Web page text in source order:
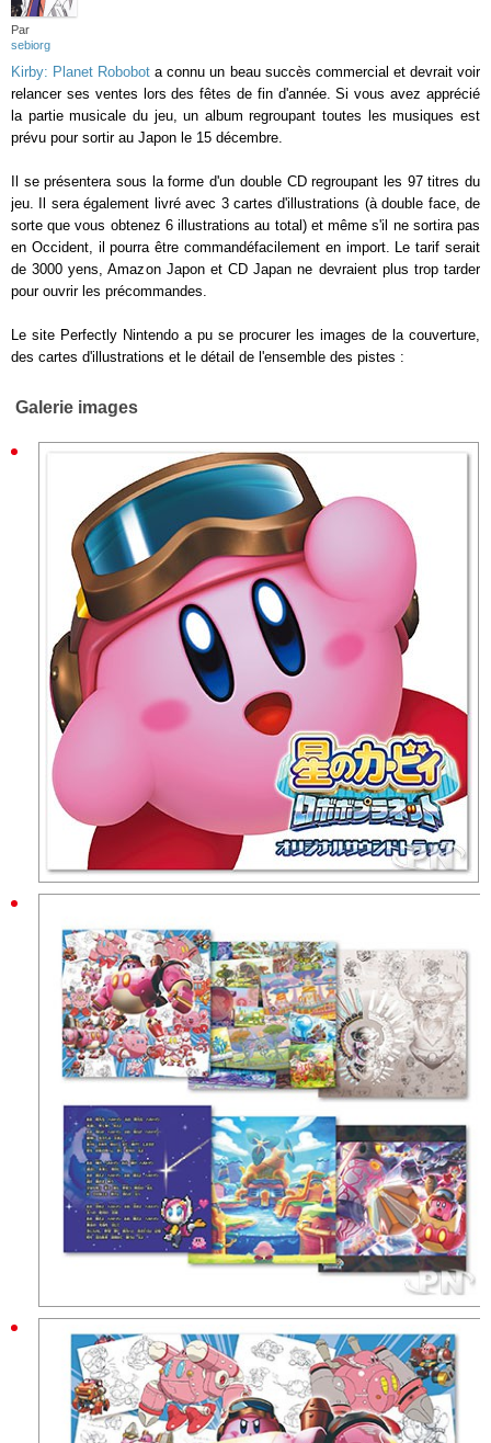
Par
sebiorg
Kirby: Planet Robobot a connu un beau succès commercial et devrait voir
relancer ses ventes lors des fêtes de fin d'année. Si vous avez apprécié
la partie musicale du jeu, un album regroupant toutes les musiques est
prévu pour sortir au Japon le 15 décembre.
Il se présentera sous la forme d'un double CD regroupant les 97 titres du
jeu. Il sera également livré avec 3 cartes d'illustrations (à double face, de
sorte que vous obtenez 6 illustrations au total) et même s'il ne sortira pas
en Occident, il pourra être commandéfacilement en import. Le tarif serait
de 3000 yens, Amazon Japon et CD Japan ne devraient plus trop tarder
pour ouvrir les précommandes.
Le site Perfectly Nintendo a pu se procurer les images de la couverture,
des cartes d'illustrations et le détail de l'ensemble des pistes :
Galerie images